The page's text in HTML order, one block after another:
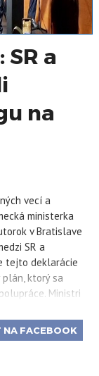
SR a
na
vecí a
ministerka
v Bratislave
SR a
tejto deklarácie
plán, ktorý sa
Ministri
západnom
NA FACEBOOK